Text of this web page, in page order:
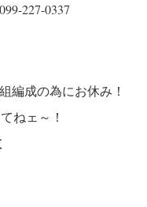
227-0337
編成の為にお休み！
ねェ～！